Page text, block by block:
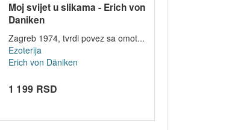
Moj svijet u slikama - Erich von
Daniken
Zagreb 1974, tvrdi povez sa omot...
Ezoterija
Erich von Däniken
1 199 RSD